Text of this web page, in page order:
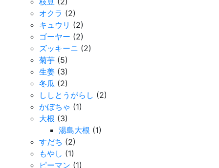
オクラ (2)
キュウリ (2)
ゴーヤー (2)
ズッキーニ (2)
菊芋 (5)
生姜 (3)
冬瓜 (2)
ししとうがらし (2)
かぼちゃ (1)
大根 (3)
湯島大根 (1)
すだち (2)
もやし (1)
ピーマン (1)